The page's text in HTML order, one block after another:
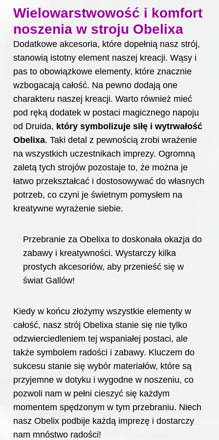
Wielowarstwowość i komfort
noszenia w stroju Obelixa
Dodatkowe akcesoria, które dopełnią nasz strój,
stanowią istotny element naszej kreacji. Wąsy i
pas to obowiązkowe elementy, które znacznie
wzbogacają całość. Na pewno dodają one
charakteru naszej kreacji. Warto również mieć
pod ręką dodatek w postaci magicznego napoju
od Druida, który symbolizuje siłę i wytrwałość
Obelixa. Taki detal z pewnością zrobi wrażenie
na wszystkich uczestnikach imprezy. Ogromną
zaletą tych strojów pozostaje to, że można je
łatwo przekształcać i dostosowywać do własnych
potrzeb, co czyni je świetnym pomysłem na
kreatywne wyrażenie siebie.
Przebranie za Obelixa to doskonała okazja do
zabawy i kreatywności. Wystarczy kilka
prostych akcesoriów, aby przenieść się w
świat Gallów!
Kiedy w końcu złożymy wszystkie elementy w
całość, nasz strój Obelixa stanie się nie tylko
odzwierciedleniem tej wspaniałej postaci, ale
także symbolem radości i zabawy. Kluczem do
sukcesu stanie się wybór materiałów, które są
przyjemne w dotyku i wygodne w noszeniu, co
pozwoli nam w pełni cieszyć się każdym
momentem spędzonym w tym przebraniu. Niech
nasz Obelix podbije każdą imprezę i dostarczy
nam mnóstwo radości!